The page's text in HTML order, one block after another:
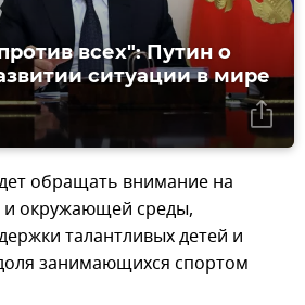
всех": Путин о
ситуации в мире
обращать внимание на
и окружающей среды,
талантливых детей и
занимающихся спортом